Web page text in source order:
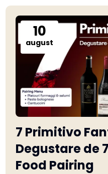
10
august
7 Primitivo
Degustare de
Food Pairing